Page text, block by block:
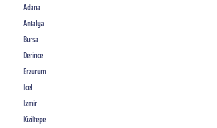
Adana
Antalya
Bursa
Derince
Erzurum
Icel
Izmir
Kiziltepe